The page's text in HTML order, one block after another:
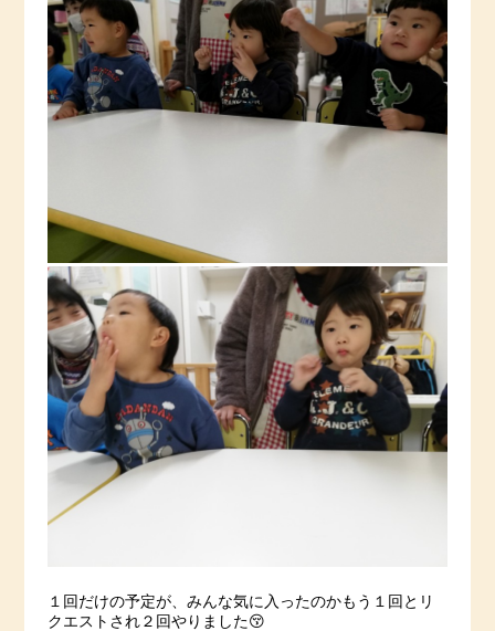
１回だけの予定が、みんな気に入ったのかもう１回とリ
クエストされ２回やりました😚